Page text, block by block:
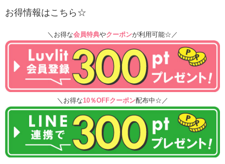
お得情報はこちら☆
＼お得な会員特典やクーポンが利用可能☆／
＼お得な10％OFFクーポン配布中☆／